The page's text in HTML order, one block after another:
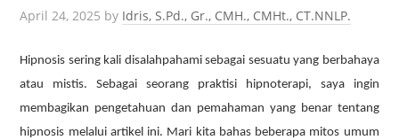
April 24, 2025 by Idris, S.Pd., Gr., CMH., CMHt., CT.NNLP.
Hipnosis sering kali disalahpahami sebagai sesuatu yang berbahaya
atau mistis. Sebagai seorang praktisi hipnoterapi, saya ingin
membagikan pengetahuan dan pemahaman yang benar tentang
hipnosis melalui artikel ini. Mari kita bahas beberapa mitos umum